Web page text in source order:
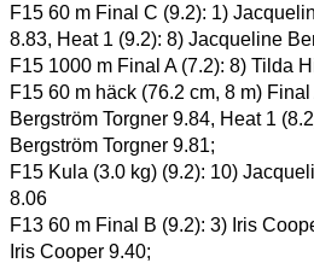
F15 60 m Final C (9.2): 1)
8.83, Heat 1 (9.2): 8) Jacqueline
F15 1000 m Final A (7.2): 8) Tilda
F15 60 m häck (76.2 cm, 8 m)
Bergström Torgner 9.84, Heat 1
Bergström Torgner 9.81;
F15 Kula (3.0 kg) (9.2): 10)
8.06
F13 60 m Final B (9.2): 3) Iris
Iris Cooper 9.40;